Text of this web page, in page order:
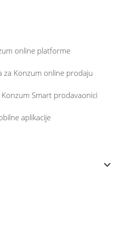
online platforme
za Konzum online prodaju
Smart prodavaonici
aplikacije